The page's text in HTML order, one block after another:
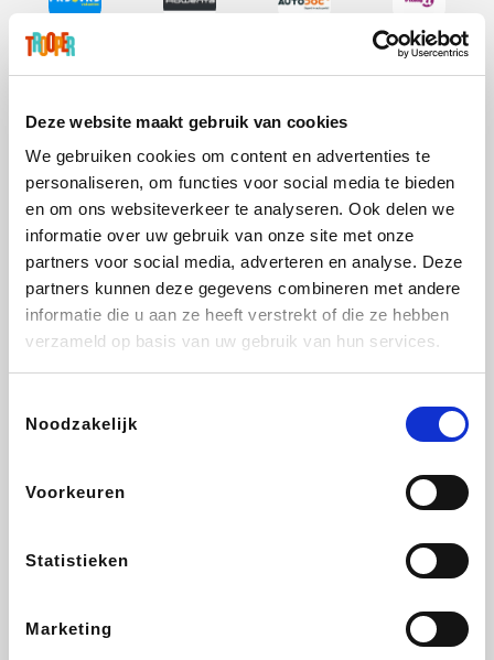
Deze website maakt gebruik van cookies
We gebruiken cookies om content en advertenties te
personaliseren, om functies voor social media te bieden
en om ons websiteverkeer te analyseren. Ook delen we
informatie over uw gebruik van onze site met onze
partners voor social media, adverteren en analyse. Deze
partners kunnen deze gegevens combineren met andere
informatie die u aan ze heeft verstrekt of die ze hebben
verzameld op basis van uw gebruik van hun services.
Noodzakelijk
Voorkeuren
Statistieken
Marketing
Prijsvrij Vidaxl
Lampenlicht.be De Online Drogist Hotels.com Adidas
DectDirect
Brussels Airlines
EuroGifts Get Your Guide